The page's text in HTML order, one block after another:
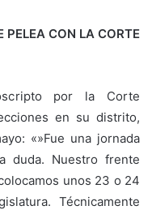
PELEA CON LA CORTE
por la Corte
en su distrito,
«»Fue una jornada
duda. Nuestro frente
unos 23 o 24
Técnicamente